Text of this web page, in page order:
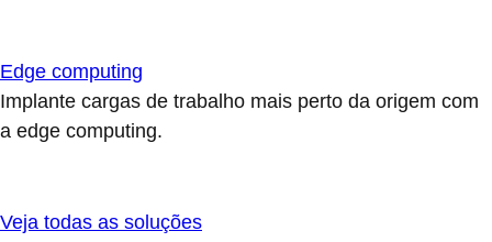
Edge computing
Implante cargas de trabalho mais perto da origem com
a edge computing.
Veja todas as soluções